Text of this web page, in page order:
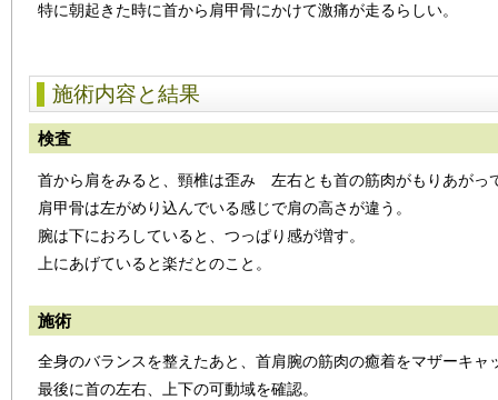
特に朝起きた時に首から肩甲骨にかけて激痛が走るらしい。
施術内容と結果
検査
首から肩をみると、頸椎は歪み 左右とも首の筋肉がもりあがっ
肩甲骨は左がめり込んでいる感じで肩の高さが違う。
腕は下におろしていると、つっぱり感が増す。
上にあげていると楽だとのこと。
施術
全身のバランスを整えたあと、首肩腕の筋肉の癒着をマザーキャ
最後に首の左右、上下の可動域を確認。